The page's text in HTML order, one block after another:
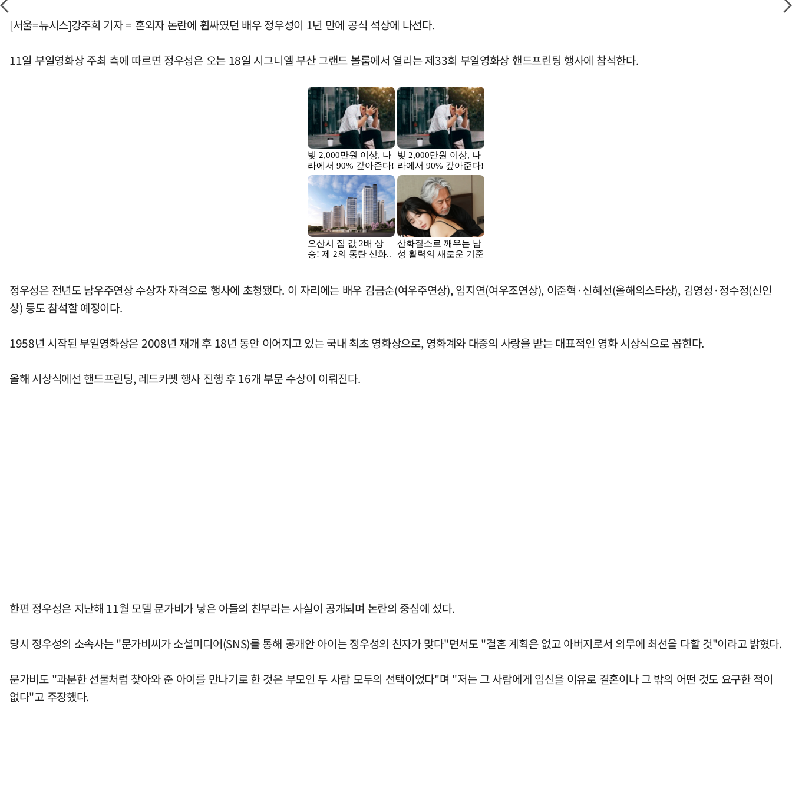
[서울=뉴시스]강주희 기자 = 혼외자 논란에 휩싸였던 배우 정우성이 1년 만에 공식 석상에 나선다.
11일 부일영화상 주최 측에 따르면 정우성은 오는 18일 시그니엘 부산 그랜드 볼룸에서 열리는 제33회 부일영화상 핸드프린팅 행사에 참석한다.
정우성은 전년도 남우주연상 수상자 자격으로 행사에 초청됐다. 이 자리에는 배우 김금순(여우주연상), 임지연(여우조연상), 이준혁·신혜선(올해의스타상), 김영성·정수정(신인
상) 등도 참석할 예정이다.
1958년 시작된 부일영화상은 2008년 재개 후 18년 동안 이어지고 있는 국내 최초 영화상으로, 영화계와 대중의 사랑을 받는 대표적인 영화 시상식으로 꼽힌다.
올해 시상식에선 핸드프린팅, 레드카펫 행사 진행 후 16개 부문 수상이 이뤄진다.
한편 정우성은 지난해 11월 모델 문가비가 낳은 아들의 친부라는 사실이 공개되며 논란의 중심에 섰다.
당시 정우성의 소속사는 "문가비씨가 소셜미디어(SNS)를 통해 공개안 아이는 정우성의 친자가 맞다"면서도 "결혼 계획은 없고 아버지로서 의무에 최선을 다할 것"이라고 밝혔다.
문가비도 "과분한 선물처럼 찾아와 준 아이를 만나기로 한 것은 부모인 두 사람 모두의 선택이었다"며 "저는 그 사람에게 임신을 이유로 결혼이나 그 밖의 어떤 것도 요구한 적이
없다"고 주장했다.